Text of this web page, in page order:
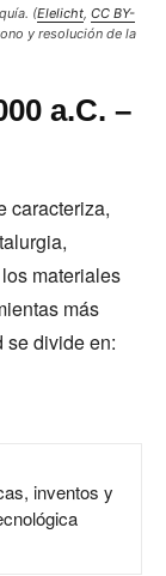
(Elelicht, CC BY-
y resolución de la
a.C. –
caracteriza,
materiales
más
se divide en:
inventos y